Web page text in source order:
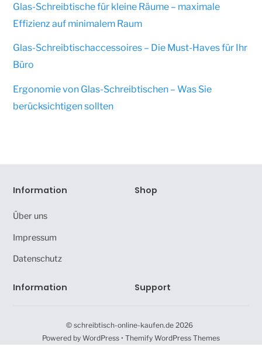
Glas-Schreibtische für kleine Räume – maximale
Effizienz auf minimalem Raum
Glas-Schreibtischaccessoires – Die Must-Haves für Ihr
Büro
Ergonomie von Glas-Schreibtischen – Was Sie
berücksichtigen sollten
Information
Über uns
Impressum
Datenschutz
Shop
Information Support
©schreibtisch-online-kaufen.de 2026
Powered by WordPress • Themify WordPress Themes